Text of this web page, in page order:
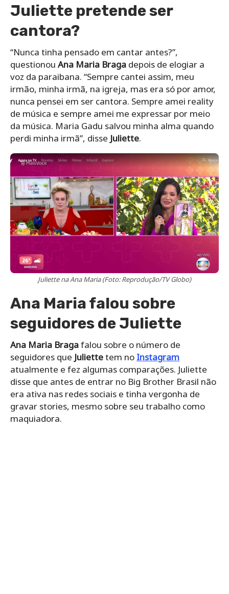
Juliette pretende ser
cantora?
“Nunca tinha pensado em cantar antes?”,
questionou Ana Maria Braga depois de elogiar a
voz da paraibana. “Sempre cantei assim, meu
irmão, minha irmã, na igreja, mas era só por amor,
nunca pensei em ser cantora. Sempre amei reality
de música e sempre amei me expressar por meio
da música. Maria Gadu salvou minha alma quando
perdi minha irmã”, disse Juliette.
Juliette na Ana Maria (Foto: Reprodução/TV Globo)
Ana Maria falou sobre
seguidores de Juliette
Ana Maria Bragafalou sobre o número de
seguidores que Juliettetem no Instagram
atualmente e fez algumas comparações. Juliette
disse que antes de entrar no Big Brother Brasil não
era ativa nas redes sociais e tinha vergonha de
gravar stories, mesmo sobre seu trabalho como
maquiadora.